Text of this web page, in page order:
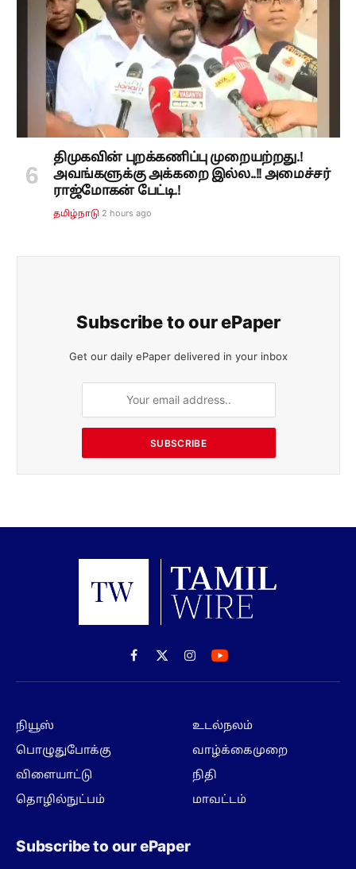
திமுகவின் புறக்கணிப்பு முறையற்றது.!
அவங்களுக்கு அக்கறை இல்ல..!! அமைச்சர்
ராஜ்மோகன் பேட்டி.!
தமிழ்நாடு 2 hours ago
Subscribe to our ePaper
Get our daily ePaper delivered in your inbox
SUBSCRIBE
Facebook
X
(Twitter)
Instagram
நியூஸ்
பொழுதுபோக்கு
விளையாட்டு
தொழில்நுட்பம்
உடல்நலம்
வாழ்க்கைமுறை
நிதி
மாவட்டம்
Subscribe to our ePaper